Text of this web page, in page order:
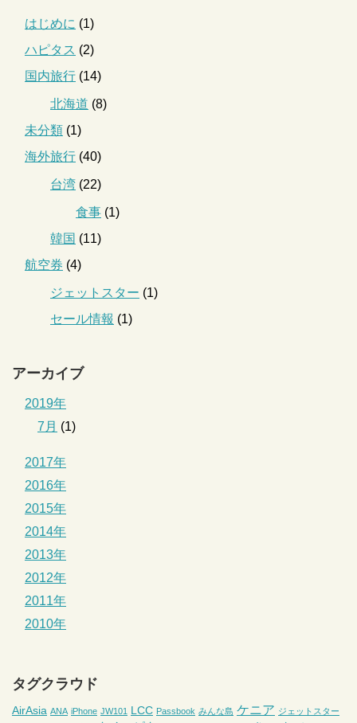
はじめに (1)
ハピタス (2)
国内旅行 (14)
北海道 (8)
未分類 (1)
海外旅行 (40)
台湾 (22)
食事 (1)
韓国 (11)
航空券 (4)
ジェットスター (1)
セール情報 (1)
アーカイブ
2019年
7月 (1)
2017年
2016年
2015年
2014年
2013年
2012年
2011年
2010年
タグクラウド
AirAsia ANA iPhone JW101 LCC Passbook みんな島 ケニア ジェットスター